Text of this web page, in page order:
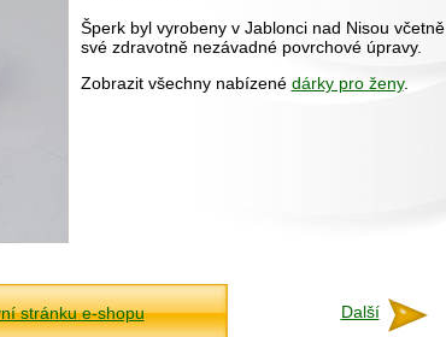
Šperk byl vyrobeny v Jablonci nad Nisou včetně
své zdravotně nezávadné povrchové úpravy.
Zobrazit všechny nabízené dárky pro ženy.
stránku e-shopu Další